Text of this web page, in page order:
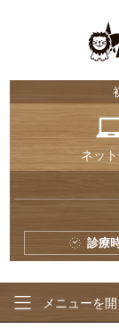
ネッ
診療
メニューを開